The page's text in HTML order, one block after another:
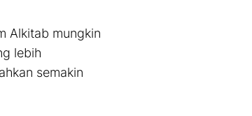
Alkitab mungkin
lebih
semakin